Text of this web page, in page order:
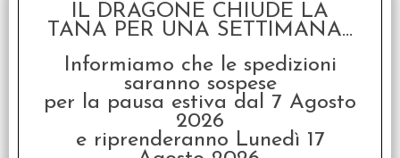
IL DRAGONE CHIUDE LA
TANA PER UNA SETTIMANA...
Informiamo che le spedizioni
saranno sospese
per la pausa estiva dal 7 Agosto
2026
e riprenderanno Lunedì 17